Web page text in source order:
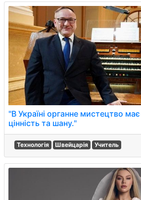
"В Україні органне мистецтво
цінність та шану."
Технологія Швейцарія Учитель